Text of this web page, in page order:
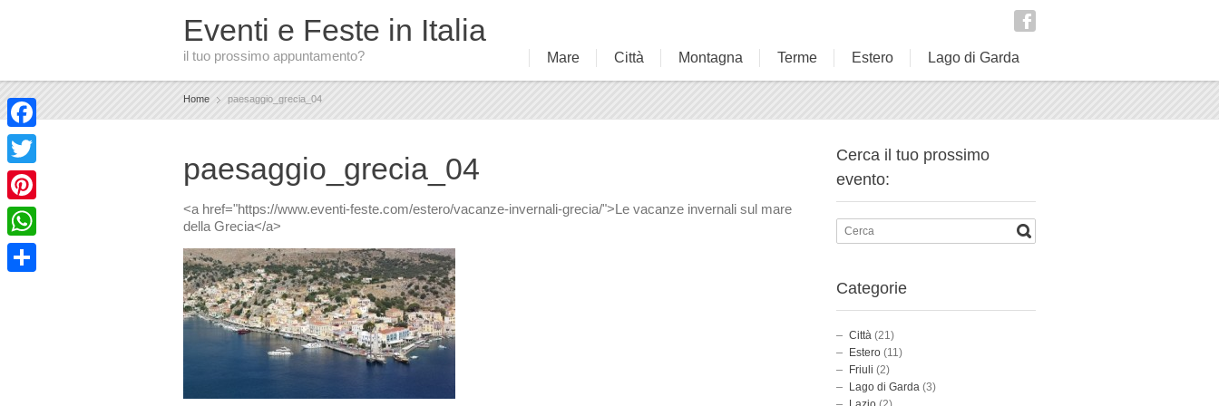
Eventi e Feste in Italia
il tuo prossimo appuntamento? Mare Città Montagna Terme Estero Lago di Garda
Home paesaggio_grecia_04
paesaggio_grecia_04
<a href="https://www.eventi-feste.com/estero/vacanze-invernali-grecia/">Le vacanze invernali sul mare
della Grecia</a>
Cerca il tuo prossimo
evento:
Categorie
Città (21)
Estero (11)
Friuli (2)
Lago di Garda (3)
Facebook
Twitter
Pinterest
WhatsApp